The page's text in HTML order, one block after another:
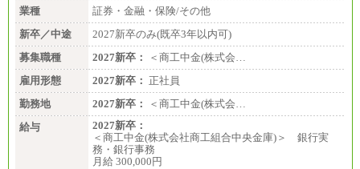
業種
証券・金融・保険/その他
新卒／中途
2027新卒のみ(既卒3年以内可)
募集職種
2027新卒：
＜商工中金(株式会…
雇用形態
2027新卒： 正社員
勤務地
2027新卒：
＜商工中金(株式会…
給与
2027新卒：
＜商工中金(株式会社商工組合中央金庫)＞ 銀行実
務・銀行事務
月給 300,000円